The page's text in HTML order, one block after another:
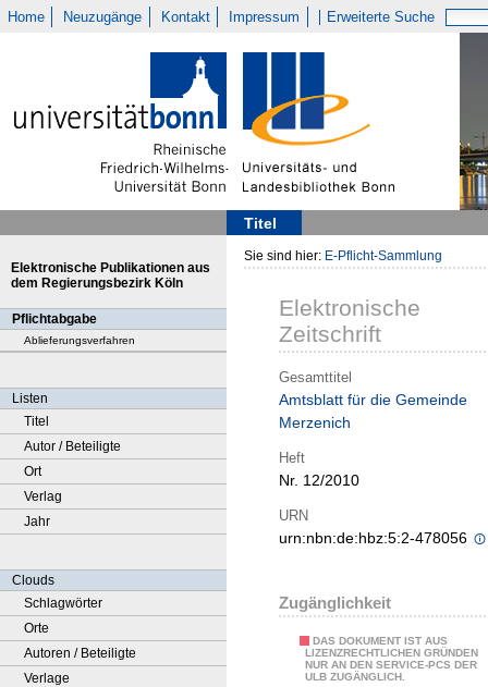
Home Neuzugänge Kontakt Impressum Erweiterte Suche
Titel
Elektronische Publikationen aus
dem Regierungsbezirk Köln
Pflichtabgabe
Ablieferungsverfahren
Listen
Titel
Autor / Beteiligte
Ort
Verlag
Jahr
Clouds
Schlagwörter
Orte
Autoren / Beteiligte
Verlage
Sie sind hier: E-Pflicht-Sammlung
Elektronische
Zeitschrift
Gesamttitel
Amtsblatt für die Gemeinde
Merzenich
Heft
Nr. 12/2010
URN
urn:nbn:de:hbz:5:2-478056
Zugänglichkeit
DAS DOKUMENT IST AUS
LIZENZRECHTLICHEN GRÜNDEN
NUR AN DEN SERVICE-PCS DER
ULB ZUGÄNGLICH.